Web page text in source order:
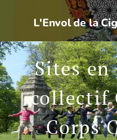
L'Envol de la
Sites en
collectif
Corps